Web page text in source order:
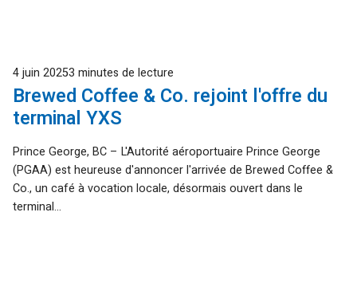
Publié
4 juin 20253 minutes de lecture
Brewed Coffee & Co. rejoint l'offre du
terminal YXS
Prince George, BC – L'Autorité aéroportuaire Prince George
(PGAA) est heureuse d'annoncer l'arrivée de Brewed Coffee &
Co., un café à vocation locale, désormais ouvert dans le
terminal...